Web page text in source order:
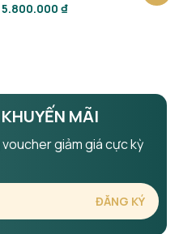
5.800.000 ₫
MÃI
giảm giá cực kỳ